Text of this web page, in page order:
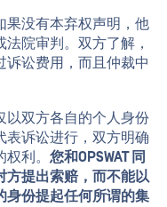
果没有本弃权声明，他
院审判。双方了解，
诉讼费用，而且仲裁中
以双方各自的个人身份
表诉讼进行，双方明确
利。 您和OPSWAT 同
方提出索赔，而不能以
身份提起任何所谓的集